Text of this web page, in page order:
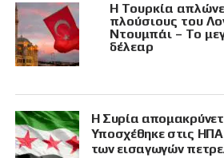
Η Τουρκία
πλούσιους του
Ντουμπάι – Το
δέλεαρ
Η Συρία
Υποσχέθηκε στις
των εισαγωγών